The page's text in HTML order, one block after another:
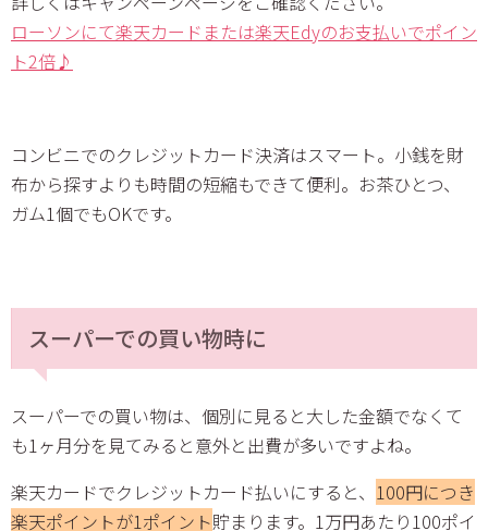
ローソンにて楽天カードまたは楽天Edyのお支払いでポイン
ト2倍♪
コンビニでのクレジットカード決済はスマート。小銭を財
布から探すよりも時間の短縮もできて便利。お茶ひとつ、
ガム1個でもOKです。
スーパーでの買い物時に
スーパーでの買い物は、個別に見ると大した金額でなくて
も1ヶ月分を見てみると意外と出費が多いですよね。
楽天カードでクレジットカード払いにすると、 100円につき
楽天ポイントが1ポイント貯まります。1万円あたり100ポイ